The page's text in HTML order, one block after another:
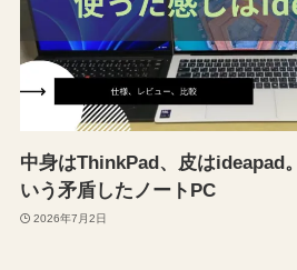
中身はThinkPad、皮はideapad
いう矛盾したノートPC
2026年7月2日